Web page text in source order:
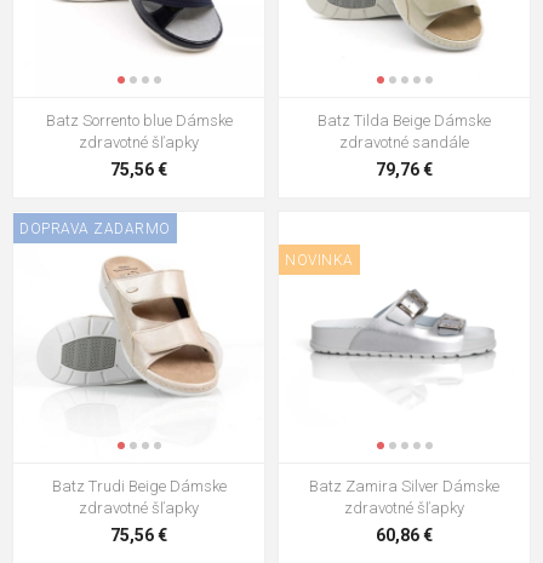
Batz Sorrento blue Dámske
zdravotné šľapky
75,56 €
Batz Tilda Beige Dámske
zdravotné sandále
79,76 €
DOPRAVA ZADARMO
Batz Trudi Beige Dámske
zdravotné šľapky
75,56 €
NOVINKA
Batz Zamira Silver Dámske
zdravotné šľapky
60,86 €